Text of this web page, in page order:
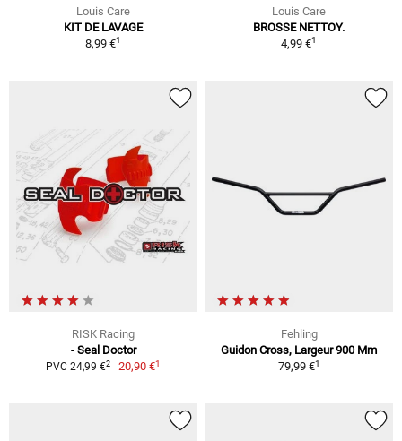
Louis Care
KIT DE LAVAGE
8,99 €1
Louis Care
BROSSE NETTOY.
4,99 €1
RISK Racing
- Seal Doctor
PVC 24,99 €2 20,90 €1
Fehling
Guidon Cross, Largeur 900 Mm
79,99 €1